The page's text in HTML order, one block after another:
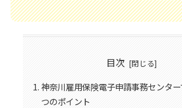
目次
神奈川雇用保険電子申請事務センタ
つのポイント